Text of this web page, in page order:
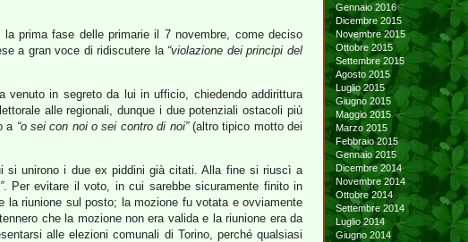
prima fase delle primarie il 7 novembre, come deciso
a gran voce di ridiscutere la “violazione dei principi del
venuto in segreto da lui in ufficio, chiedendo addirittura
alle regionali, dunque i due potenziali ostacoli più
a “o sei con noi o sei contro di noi”(altro tipico motto dei
si unirono i due ex piddini già citati. Alla fine si riuscì a
. Per evitare il voto, in cui sarebbe sicuramente finito in
riunione sul posto; la mozione fu votata e ovviamente
che la mozione non era valida e la riunione era da
alle elezioni comunali di Torino, perché qualsiasi
Gennaio 2016
Dicembre 2015
Novembre 2015
Ottobre 2015
Settembre 2015
Agosto 2015
Luglio 2015
Giugno 2015
Maggio 2015
Marzo 2015
Febbraio 2015
Gennaio 2015
Dicembre 2014
Novembre 2014
Ottobre 2014
Settembre 2014
Luglio 2014
Giugno 2014